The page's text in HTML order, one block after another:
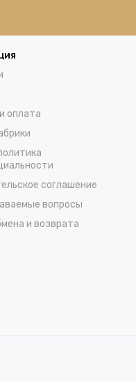
оплата
соглашение
вопросы
и возврата